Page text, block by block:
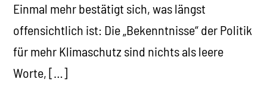
Einmal mehr bestätigt sich, was längst
offensichtlich ist: Die „Bekenntnisse“ der Politik
für mehr Klimaschutz sind nichts als leere
Worte, […]